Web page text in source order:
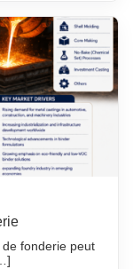
fonderie peut